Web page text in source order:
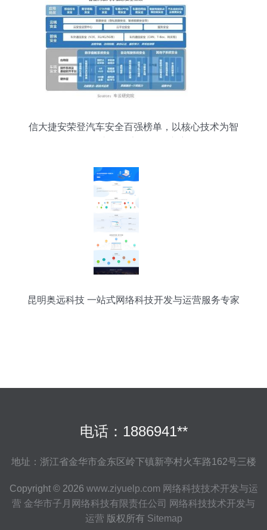
信大捷安荣登汽车安全百强榜单，以核心技术为智
昆明奥远科技 一站式网络科技开发与运营服务专家
电话：1886941**
地址：浙江省金华市金东区岭下镇新亭村火车路162号三楼
Copyright © 2026 www.ziyuelp.com 网络科技技术开发与运
营 金华市子月网络科技有限责任公司
网络科技技术开发与
运营 版权所有 Sitemap